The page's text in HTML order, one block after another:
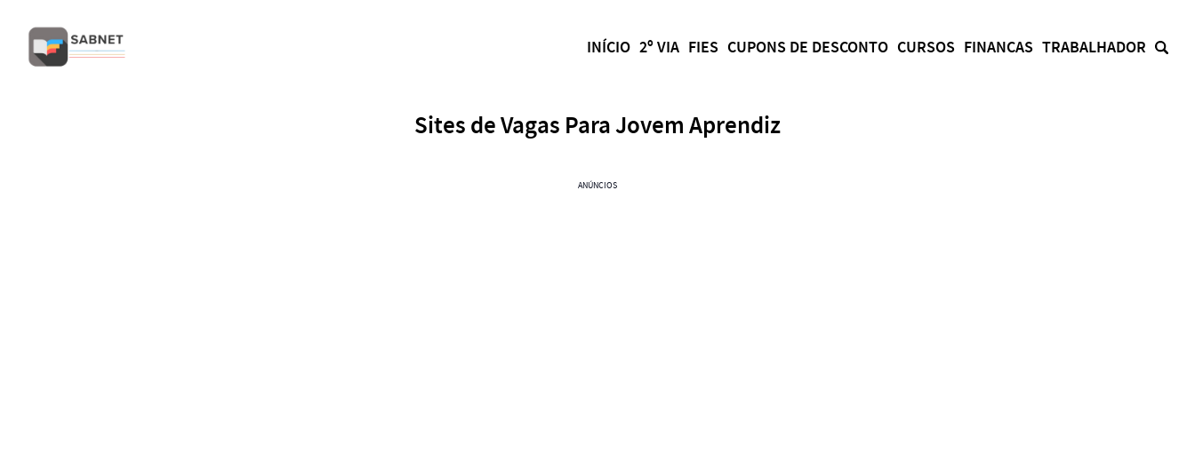
INÍCIO 2º VIA FIES CUPONS DE DESCONTO CURSOS FINANCAS TRABALHADOR
Sites de Vagas Para Jovem Aprendiz
ANÚNCIOS